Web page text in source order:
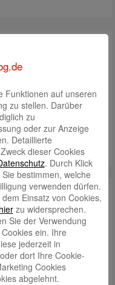
DJK Rhede
2021 | Kategorie:
der DJK
freuen sich. Denn es wird
Strom für den eigenen
produziert.Mehr
| Kategorie:Allgemein
Parken, Stecker rein und
zum Beratungsgespräch.
die ein Elektrofahrzeug
können nun auf dem
der Sparkasse
Funktionen auf unseren
zu stellen. Darüber
zu
oder zur Anzeige
Detaillierte
dieser Cookies
. Durch Klick
bestimmen, welche
verwenden dürfen.
Einsatz von Cookies,
hierzu widersprechen.
Sie der Verwendung
ein. Ihre
jederzeit in
dort Ihre Cookie-
Cookies
abgelehnt.